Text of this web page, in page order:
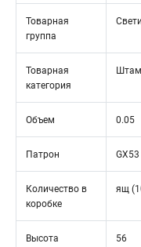
Товарная
группа
Товарная
категория
Объем 0.05
Патрон GX53
Количество в
коробке
ящ
Высота
56